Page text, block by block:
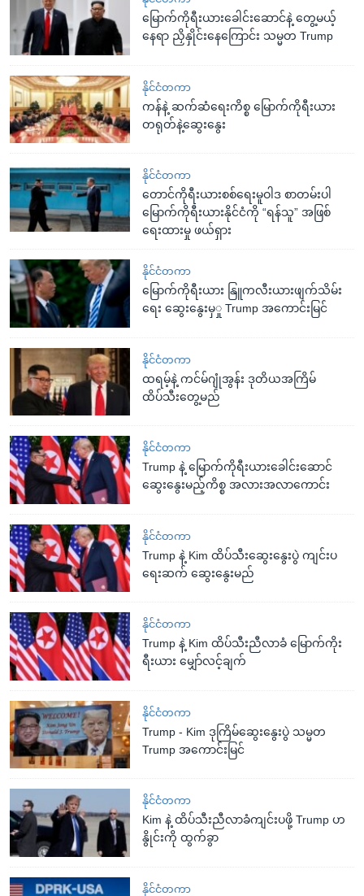
မြောက်ကိုရီးယားခေါင်းဆောင်နဲ့ တွေ့မယ့်
နေရာ ညှိနှိုင်းနေကြောင်း သမ္မတ Trump
နိုင်ငံတကာ
ကန်နဲ့ ဆက်ဆံရေးကိစ္စ မြောက်ကိုရီးယား
တရုတ်နဲ့ဆွေးနွေး
နိုင်ငံတကာ
တောင်ကိုရီးယားစစ်ရေးမူဝါဒ စာတမ်းပါ
မြောက်ကိုရီးယားနိုင်ငံကို “ရန်သူ” အဖြစ်
ရေးထားမှု ဖယ်ရှား
နိုင်ငံတကာ
မြောက်ကိုရီးယား နြူကလီးယားဖျက်သိမ်း
ရေး ဆွေးနွေးမှှု Trump အကောင်းမြင်
နိုင်ငံတကာ
ထရမ့်နဲ့ ကင်မ်ဂျုံအွန်း ဒုတိယအကြိမ်
ထိပ်သီးတွေ့မည်
နိုင်ငံတကာ
Trump နဲ့ မြောက်ကိုရီးယားခေါင်းဆောင်
ဆွေးနွေးမည့်ကိစ္စ အလားအလာကောင်း
နိုင်ငံတကာ
Trump နဲ့ Kim ထိပ်သီးဆွေးနွေးပွဲ ကျင်းပ
ရေးဆက် ဆွေးနွေးမည်
နိုင်ငံတကာ
Trump နဲ့ Kim ထိပ်သီးညီလာခံ မြောက်ကိုး
ရီးယား မျှော်လင့်ချက်
နိုင်ငံတကာ
Trump - Kim ဒုကြိမ်ဆွေးနွေးပွဲ သမ္မတ
Trump အကောင်းမြင်
နိုင်ငံတကာ
Kim နဲ့ ထိပ်သီးညီလာခံကျင်းပဖို့ Trump ဟ
နွိုင်းကို ထွက်ခွာ
နိုင်ငံတကာ